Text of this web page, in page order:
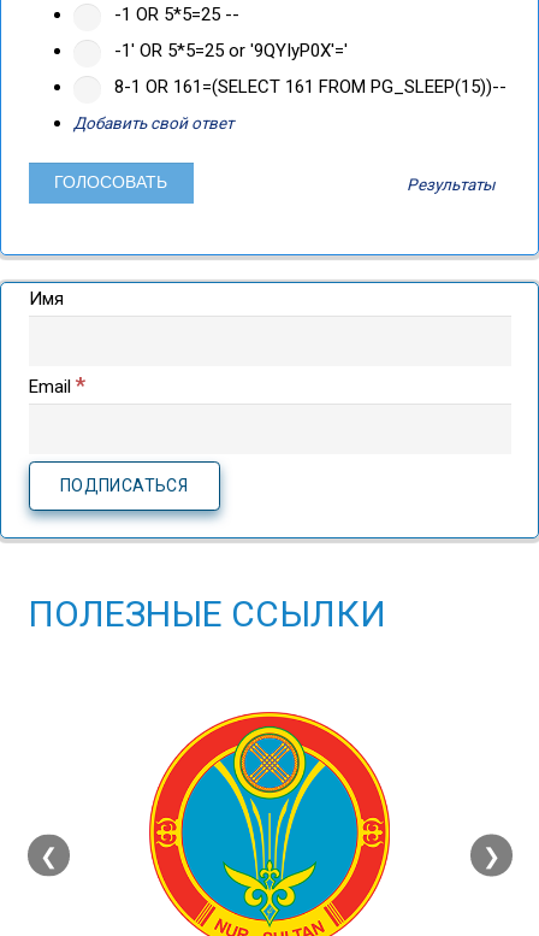
-1 OR 5*5=25 --
-1' OR 5*5=25 or '9QYIyP0X'='
8-1 OR 161=(SELECT 161 FROM PG_SLEEP(15))--
Добавить свой ответ
Результаты
Имя
Email *
ПОЛЕЗНЫЕ ССЫЛКИ
❮ ❯